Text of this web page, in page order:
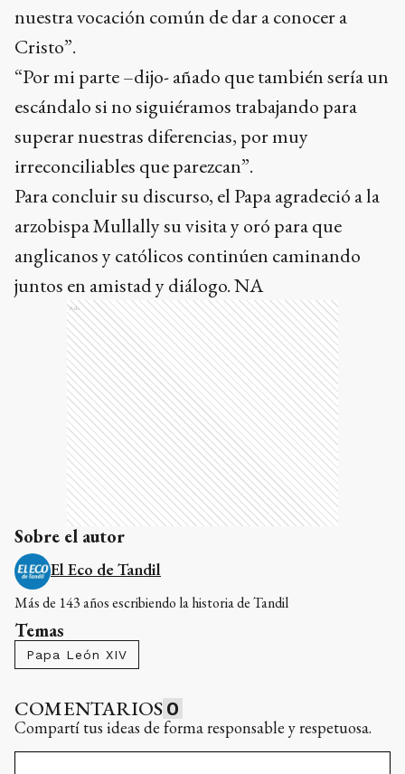
nuestra vocación común de dar a conocer a
Cristo”.
“Por mi parte –dijo- añado que también sería un
escándalo si no siguiéramos trabajando para
superar nuestras diferencias, por muy
irreconciliables que parezcan”.
Para concluir su discurso, el Papa agradeció a la
arzobispa Mullally su visita y oró para que
anglicanos y católicos continúen caminando
juntos en amistad y diálogo. NA
Ads
Sobre el autor
El Eco de Tandil
Más de 143 años escribiendo la historia de Tandil
Temas
Papa León XIV
COMENTARIOS 0
Compartí tus ideas de forma responsable y respetuosa.